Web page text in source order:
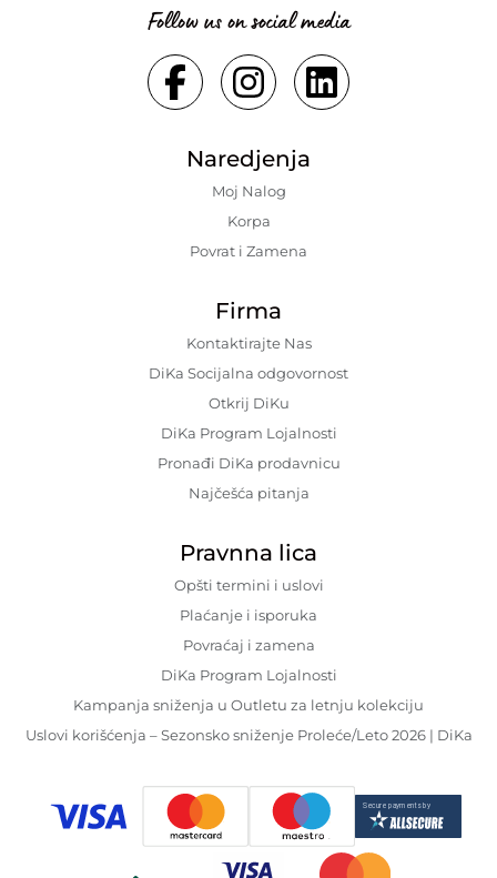
Follow us on social media
Naredjenja
Moj Nalog
Korpa
Povrat i Zamena
Firma
Kontaktirajte Nas
DiKa Socijalna odgovornost
Otkrij DiKu
DiKa Program Lojalnosti
Pronađi DiKa prodavnicu
Najčešća pitanja
Pravnna lica
Opšti termini i uslovi
Plaćanje i isporuka
Povraćaj i zamena
DiKa Program Lojalnosti
Kampanja sniženja u Outletu za letnju kolekciju
Uslovi korišćenja – Sezonsko sniženje Proleće/Leto 2026 | DiKa